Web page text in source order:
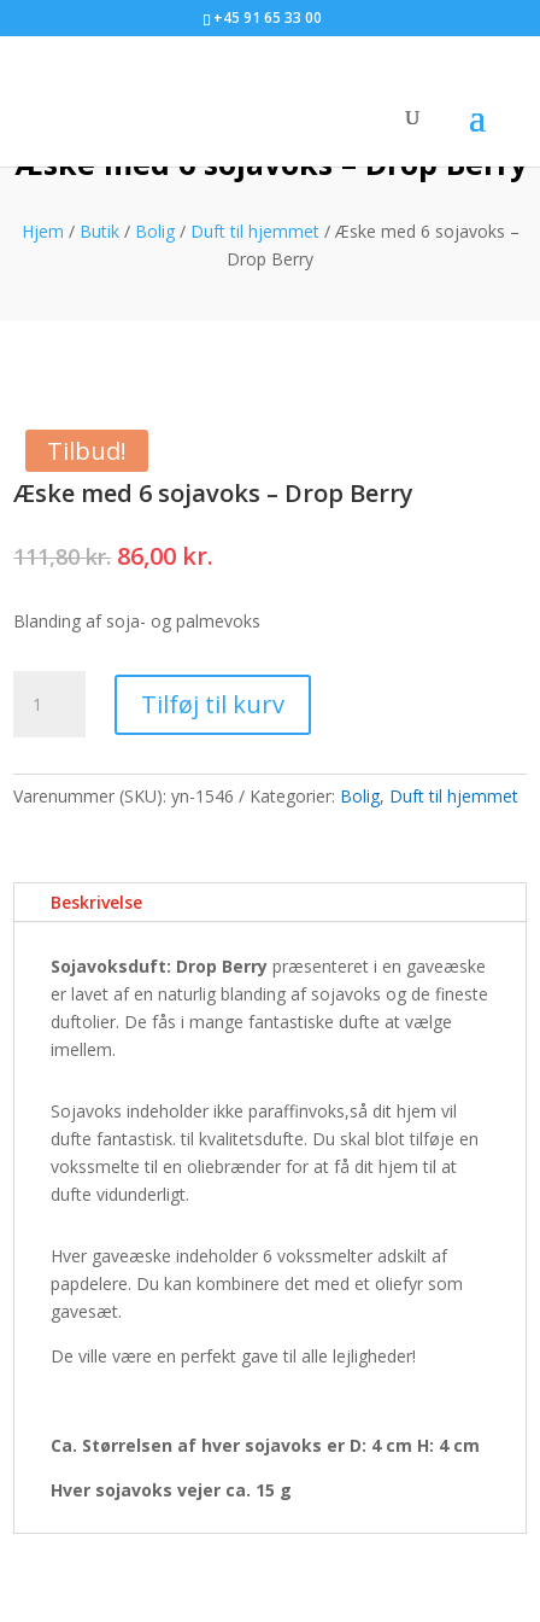
+45 91 65 33 00
Æske med 6 sojavoks – Drop Berry
Hjem / Butik/ Bolig/ Duft til hjemmet/ Æske med 6 sojavoks –
Drop Berry
Tilbud!
Æske med 6 sojavoks – Drop Berry
111,80kr. Den
pris
var:
86,00 kr.
pris
er:
Blanding af soja- og palmevoks
med
-
antal
Tilføj til kurv
Varenummer (SKU):yn-1546 Kategorier: Bolig, Duft til hjemmet
Beskrivelse
Sojavoksduft: Drop Berry præsenteret i en gaveæske
er lavet af en naturlig blanding af sojavoks og de fineste
duftolier. De fås i mange fantastiske dufte at vælge
imellem.
Sojavoks indeholder ikke paraffinvoks,så dit hjem vil
dufte fantastisk. til kvalitetsdufte. Du skal blot tilføje en
vokssmelte til en oliebrænder for at få dit hjem til at
dufte vidunderligt.
Hver gaveæske indeholder 6 vokssmelter adskilt af
papdelere. Du kan kombinere det med et oliefyr som
gavesæt.
De ville være en perfekt gave til alle lejligheder!
Ca. Størrelsen af hver sojavoks er D: 4 cm H: 4 cm
Hver sojavoks vejer ca. 15 g